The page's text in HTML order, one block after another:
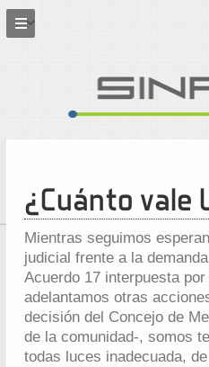
¿Cuánto vale
Mientras seguimos
judicial frente a la
Acuerdo 17 interpuesta
adelantamos otras
decisión del Concejo de
de la comunidad-, somos
todas luces inadecuada,